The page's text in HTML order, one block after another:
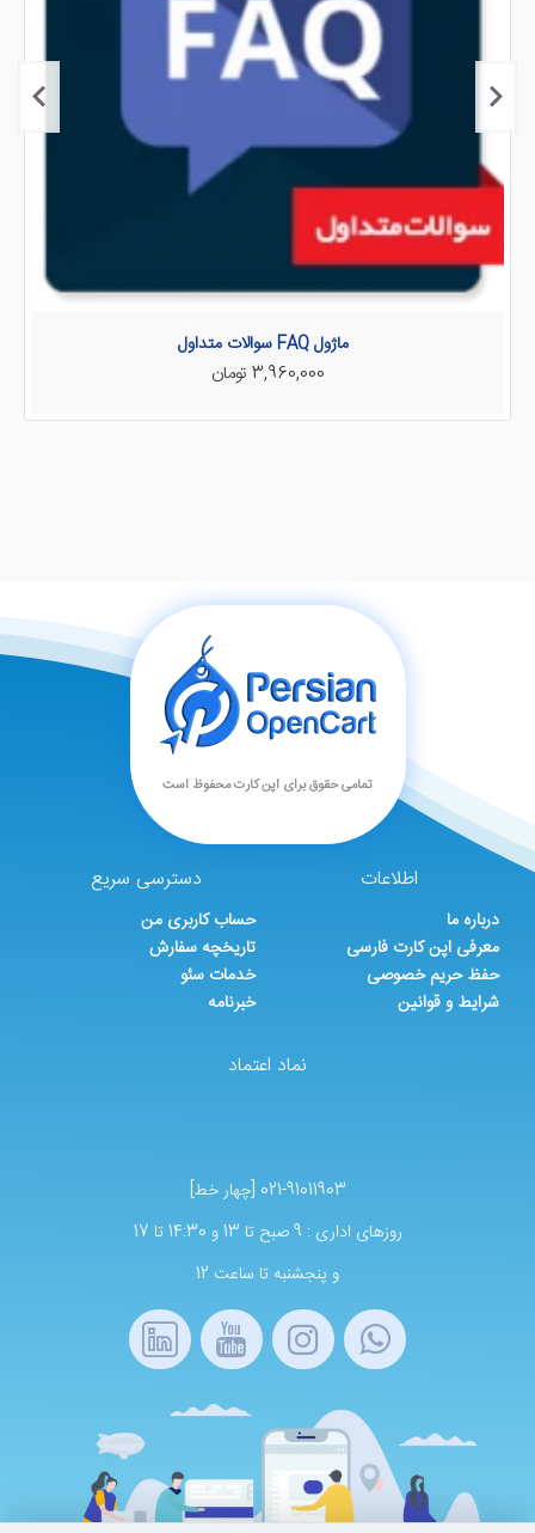
ماژول FAQ سوالات متداول
3,960,000 تومان
تمامی حقوق برای اپن کارت محفوظ است
اطلاعات
درباره ما
معرفی اپن کارت فارسی
حفظ حریم خصوصی
شرایط و قوانین
دسترسی سریع
حساب کاربری من
تاریخچه سفارش
خدمات سئو
خبرنامه
نماد اعتماد
021-91011903 [چهار خط]
روزهای اداری : 9 صبح تا 13 و 14:30 تا 17
و پنجشنبه تا ساعت 12